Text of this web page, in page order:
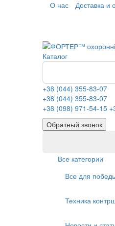
О нас Доставка и
Каталог
+38 (044) 355-83-07
+38 (044) 355-83-07
+38 (098) 971-54-15
Обратный звонок
Все категории
Все для
Техника